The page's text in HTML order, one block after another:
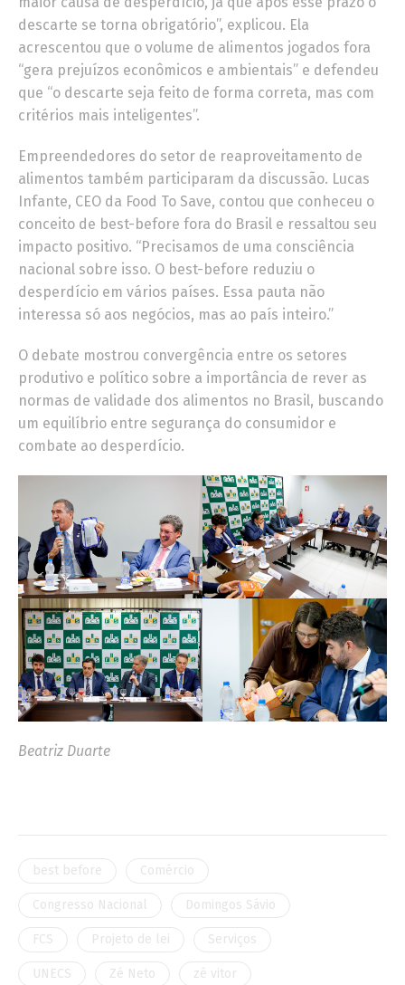
descarte se torna obrigatório”, explicou. Ela
acrescentou que o volume de alimentos jogados fora
“gera prejuízos econômicos e ambientais” e defendeu
que “o descarte seja feito de forma correta, mas com
critérios mais inteligentes”.
Empreendedores do setor de reaproveitamento de
alimentos também participaram da discussão. Lucas
Infante, CEO da Food To Save, contou que conheceu o
conceito de best-before fora do Brasil e ressaltou seu
impacto positivo. “Precisamos de uma consciência
nacional sobre isso. O best-before reduziu o
desperdício em vários países. Essa pauta não
interessa só aos negócios, mas ao país inteiro.”
O debate mostrou convergência entre os setores
produtivo e político sobre a importância de rever as
normas de validade dos alimentos no Brasil, buscando
um equilíbrio entre segurança do consumidor e
combate ao desperdício.
Beatriz Duarte
best before Comércio
Congresso Nacional Domingos Sávio
FCS Projeto de lei Serviços
UNECS Zé Neto zé vitor